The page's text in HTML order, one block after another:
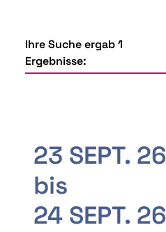
Ihre Suche ergab 1
Ergebnisse:
23 SEPT. 26
bis
24 SEPT. 26